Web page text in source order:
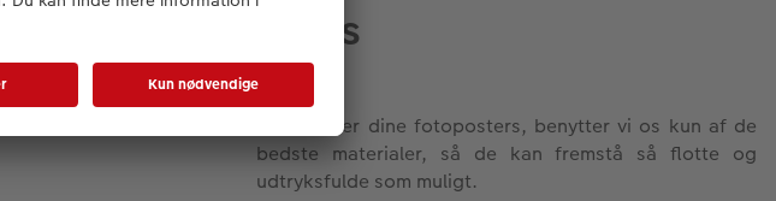
flotte fotoposters
Når vi laver dine fotoposters, benytter vi os kun af de
bedste materialer, så de kan fremstå så flotte og
udtryksfulde som muligt.